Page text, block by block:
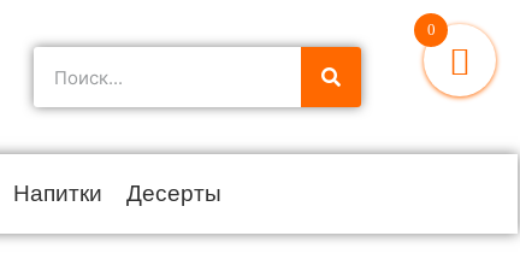
Напитки Десерты
0